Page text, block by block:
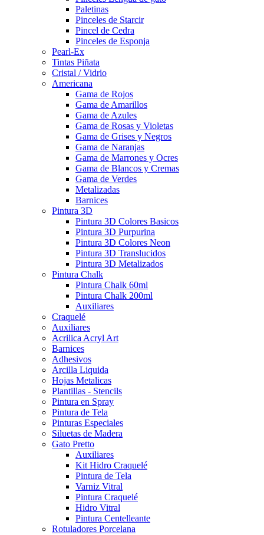
Paletinas
Pinceles de Starcir
Pincel de Cedra
Pinceles de Esponja
Pearl-Ex
Tintas Piñata
Cristal / Vidrio
Americana
Gama de Rojos
Gama de Amarillos
Gama de Azules
Gama de Rosas y Violetas
Gama de Grises y Negros
Gama de Naranjas
Gama de Marrones y Ocres
Gama de Blancos y Cremas
Gama de Verdes
Metalizadas
Barnices
Pintura 3D
Pintura 3D Colores Basicos
Pintura 3D Purpurina
Pintura 3D Colores Neon
Pintura 3D Translucidos
Pintura 3D Metalizados
Pintura Chalk
Pintura Chalk 60ml
Pintura Chalk 200ml
Auxiliares
Craquelé
Auxiliares
Acrilica Acryl Art
Barnices
Adhesivos
Arcilla Liquida
Hojas Metalicas
Plantillas - Stencils
Pintura en Spray
Pintura de Tela
Pinturas Especiales
Siluetas de Madera
Gato Pretto
Auxiliares
Kit Hidro Craquelé
Pintura de Tela
Varniz Vitral
Pintura Craquelé
Hidro Vitral
Pintura Centelleante
Rotuladores Porcelana